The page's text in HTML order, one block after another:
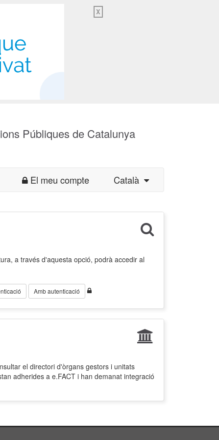
X
Públiques de Catalunya
El meu compte Català
a través d'aquesta opció, podrà accedir al
Amb autenticació
el directori d'òrgans gestors i unitats
adherides a e.FACT i han demanat integració